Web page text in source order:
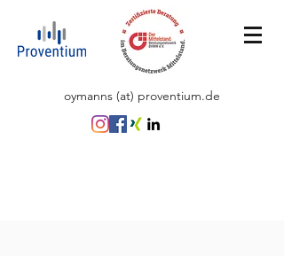
oymanns (at) proventium.de